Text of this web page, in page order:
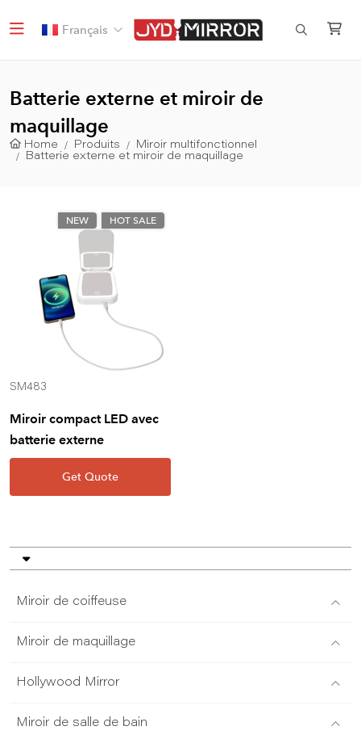
Français
Batterie externe et miroir de
maquillage
Home Produits
Miroir multifonctionnel
Batterie externe et miroir de maquillage
NEW HOT SALE
SM483
Miroir compact LED avec
batterie externe
Get Quote
Miroir de coiffeuse
Miroir de maquillage
Hollywood Mirror
Miroir de salle de bain